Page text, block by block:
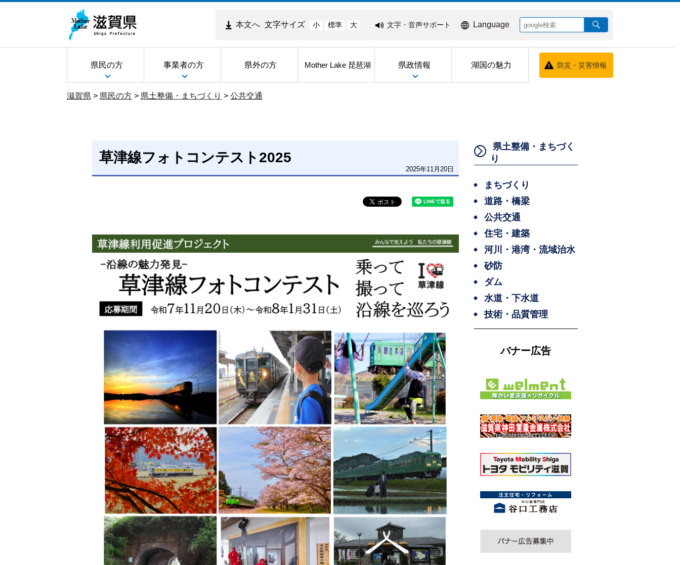
本文へ 文字サイズ 小 標準 大 文字・音声サポート Language
県民の方 事業者の方 県外の方 Mother Lake 琵琶湖 県政情報 湖国の魅力 防災・災害情報
滋賀県 > 県民の方 > 県土整備・まちづくり > 公共交通
草津線フォトコンテスト2025
2025年11月20日
県土整備・まちづく
り
まちづくり
道路・橋梁
公共交通
住宅・建築
河川・港湾・流域治水
砂防
ダム
水道・下水道
技術・品質管理
バナー広告